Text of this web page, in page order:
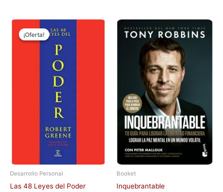
¡Oferta!
¡Oferta!
Desarrollo Personal
Las 48 Leyes del Poder
precio
original
₲ 120.000.
Booket
Inquebrantable